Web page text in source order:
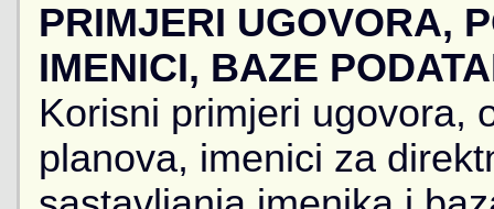
PRIMJERI UGOVORA,
IMENICI, BAZE
Korisni primjeri ugovora,
planova, imenici za